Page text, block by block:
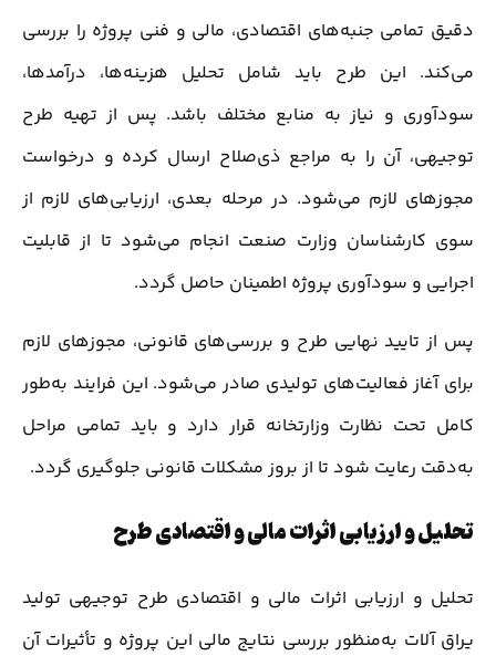
دقیق تمامی جنبه‌های اقتصادی، مالی و فنی پروژه را بررسی
می‌کند. این طرح باید شامل تحلیل هزینه‌ها، درآمدها،
سودآوری و نیاز به منابع مختلف باشد. پس از تهیه طرح
توجیهی، آن را به مراجع ذی‌صلاح ارسال کرده و درخواست
مجوزهای لازم می‌شود. در مرحله بعدی، ارزیابی‌های لازم از
سوی کارشناسان وزارت صنعت انجام می‌شود تا از قابلیت
اجرایی و سودآوری پروژه اطمینان حاصل گردد.
پس از تایید نهایی طرح و بررسی‌های قانونی، مجوزهای لازم
برای آغاز فعالیت‌های تولیدی صادر می‌شود. این فرایند به‌طور
کامل تحت نظارت وزارتخانه قرار دارد و باید تمامی مراحل
به‌دقت رعایت شود تا از بروز مشکلات قانونی جلوگیری گردد.
تحلیل و ارزیابی اثرات مالی و اقتصادی طرح
تحلیل و ارزیابی اثرات مالی و اقتصادی طرح توجیهی تولید
یراق آلات به‌منظور بررسی نتایج مالی این پروژه و تأثیرات آن